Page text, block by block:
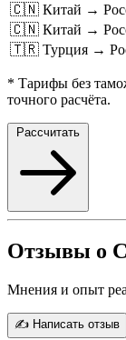
🇨🇳 Китай →
🇨🇳 Китай →
🇹🇷 Турция →
* Тарифы без
точного расчёта.
Рассчитать
Отзывы о
Мнения и опыт
✍️ Написать отзыв